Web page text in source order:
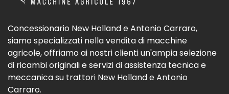
Concessionario New Holland e Antonio Carraro,
siamo specializzati nella vendita di macchine
agricole, offriamo ai nostri clienti un'ampia selezione
di ricambi originali e servizi di assistenza tecnica e
meccanica su trattori New Holland e Antonio
Carraro.